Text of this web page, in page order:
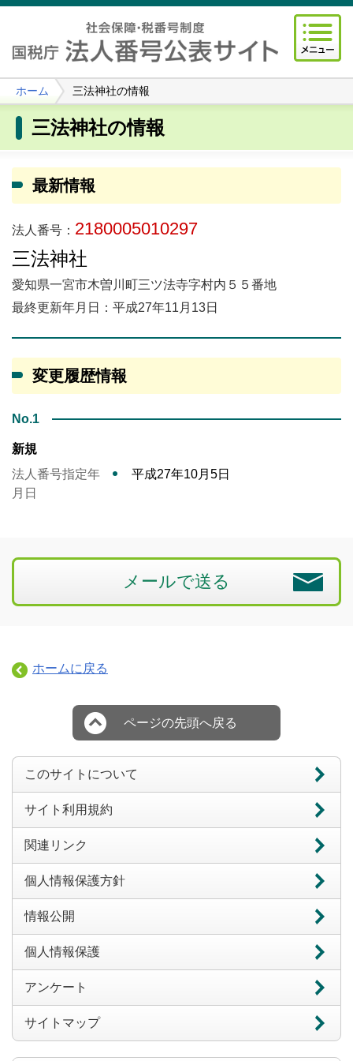
ホーム 三法神社の情報
三法神社の情報
最新情報
法人番号： 2180005010297
三法神社
愛知県一宮市木曽川町三ツ法寺字村内５５番地
最終更新年月日：平成27年11月13日
変更履歴情報
No.1
新規
法人番号指定年
月日
平成27年10月5日
メールで送る
ホームに戻る
ページの先頭へ戻る
このサイトについて
サイト利用規約
関連リンク
個人情報保護方針
情報公開
個人情報保護
アンケート
サイトマップ